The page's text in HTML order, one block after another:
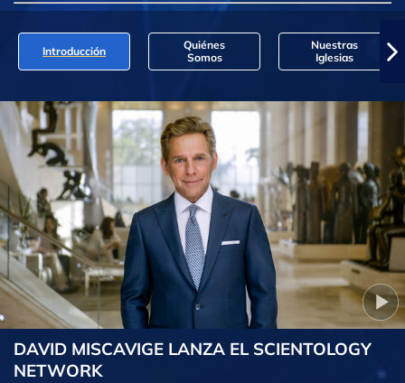
Introducción
Quiénes
Somos
Nuestras
Iglesias
DAVID MISCAVIGE LANZA EL SCIENTOLOGY
NETWORK